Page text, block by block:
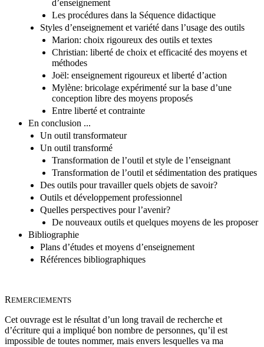
d’enseignement
Les procédures dans la Séquence didactique
Styles d’enseignement et variété dans l’usage des outils
Marion: choix rigoureux des outils et textes
Christian: liberté de choix et efficacité des moyens et
méthodes
Joël: enseignement rigoureux et liberté d’action
Mylène: bricolage expérimenté sur la base d’une
conception libre des moyens proposés
Entre liberté et contrainte
En conclusion ...
Un outil transformateur
Un outil transformé
Transformation de l’outil et style de l’enseignant
Transformation de l’outil et sédimentation des pratiques
Des outils pour travailler quels objets de savoir?
Outils et développement professionnel
Quelles perspectives pour l’avenir?
De nouveaux outils et quelques moyens de les proposer
Bibliographie
Plans d’études et moyens d’enseignement
Références bibliographiques
REMERCIEMENTS
Cet ouvrage est le résultat d’un long travail de recherche et
d’écriture qui a impliqué bon nombre de personnes, qu’il est
impossible de toutes nommer, mais envers lesquelles va ma